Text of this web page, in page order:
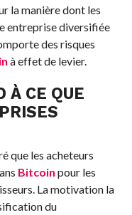
la manière dont les
entreprise diversifiée
des risques
à effet de levier.
À CE QUE
que les acheteurs
Bitcoin pour les
La motivation la
du